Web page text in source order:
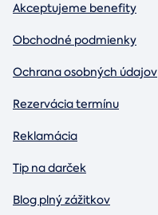
Akceptujeme benefity
Obchodné podmienky
Ochrana osobných údajov
Rezervácia termínu
Reklamácia
Tip na darček
Blog plný zážitkov